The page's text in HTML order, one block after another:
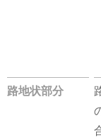
路地状部分